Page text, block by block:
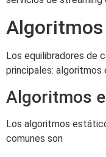
Los equilibradores de
principales:
Algoritmos
Los algoritmos
comunes son